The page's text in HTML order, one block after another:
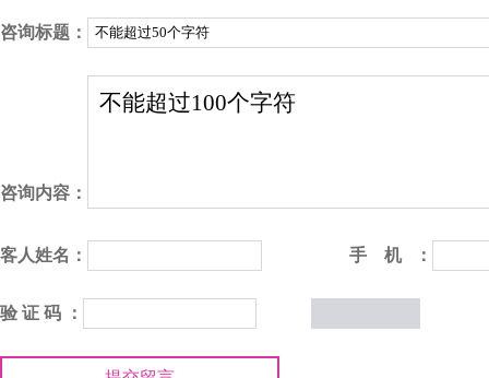
咨询标题：
咨询内容：
客人姓名： 手 机 ：
验 证 码 ：